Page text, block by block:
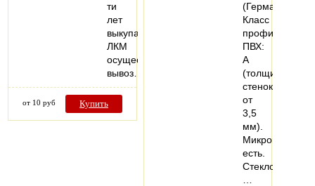
ти
лет
выкупают
ЛКМ
осуществляя
вывоз…
от 10 руб Купить
(Германия).
Класс
профиля
ПВХ:
А
(толщина
стенок
от
3,5
мм).
есть.
Стеклопакеты: